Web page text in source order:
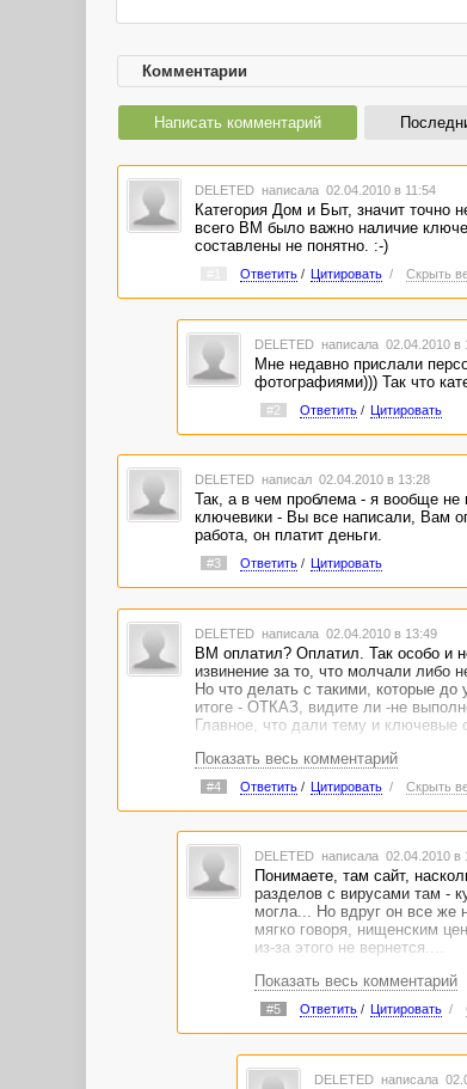
Комментарии
Написать комментарий
DELETED написала 02.04.2010 в 11:54
Категория Дом и Быт, значит точно
всего ВМ было важно наличие
составлены не понятно. :-)
Ответить/ Цитировать / Скрыть
DELETED написала 02.04.2010 в
Мне недавно прислали
фотографиями))) Так что
#2 Ответить/ Цитировать
DELETED написал 02.04.2010 в 13:28
Так, а в чем проблема - я вообще не
ключевики - Вы все написали, Вам
работа, он платит деньги.
#3 Ответить/ Цитировать
DELETED написала 02.04.2010 в 13:49
ВМ оплатил? Оплатил. Так особо и
извинение за то, что молчали либо
Но что делать с такими, которые
итоге - ОТКАЗ, видите ли -не
Главное, что дали тему и ключевые
Показать весь комментарий
#4 Ответить/ Цитировать / Скрыть
DELETED написала 02.04.2010 в
Понимаете, там сайт,
разделов с вирусами там -
могла... Но вдруг он все же
мягко говоря, нищенским
из-за этого не вернется....
Показать весь комментарий
#5 Ответить/ Цитировать /
DELETED написала